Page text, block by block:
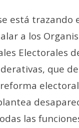
está trazando
a los
Electorales
que
las